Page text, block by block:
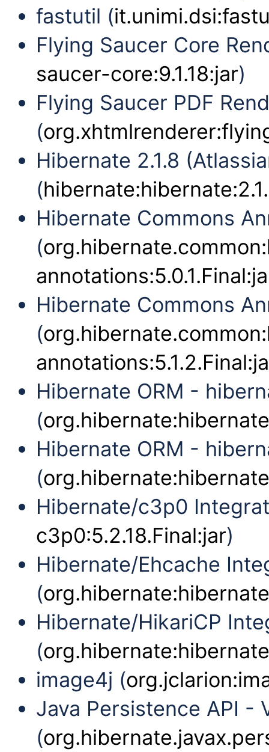
fastutil (
Flying Saucer Core
saucer-core:9.1.18:jar)
Flying Saucer PDF
(
Hibernate 2.1.8
(
Hibernate Commons
(
Hibernate Commons
(
Hibernate ORM -
(
Hibernate ORM -
(
Hibernate/c3p0
c3p0:5.2.18.Final:jar)
Hibernate/Ehcache
(
Hibernate/HikariCP
(
image4j (
Java Persistence API -
(